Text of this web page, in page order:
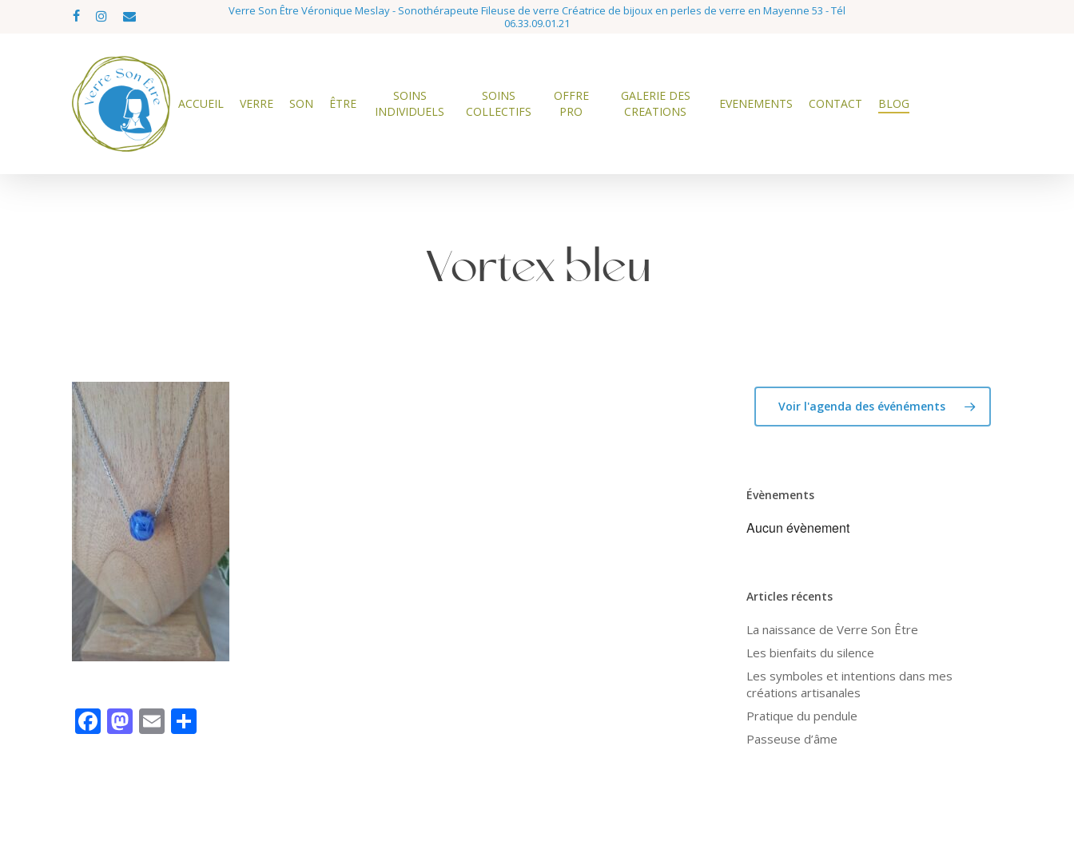
facebookinstagram
email
Verre Son Être Véronique Meslay - Sonothérapeute Fileuse de verre Créatrice de bijoux en perles de verre en Mayenne 53 - Tél
06.33.09.01.21
ACCUEIL VERRE SON ÊTRE
SOINS
INDIVIDUELS
SOINS
COLLECTIFS
OFFRE
PRO
GALERIE DES
CREATIONS
EVENEMENTS CONTACT BLOG
Vortex bleu
Facebook
Mastodon
Email
Voir l'agenda des événéments
Évènements
Aucun évènement
Articles récents
La naissance de Verre Son Être
Les bienfaits du silence
Les symboles et intentions dans mes
créations artisanales
Pratique du pendule
Passeuse d’âme